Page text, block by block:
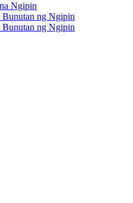
Ngipin
Bunutan ng Ngipin
Bunutan ng Ngipin